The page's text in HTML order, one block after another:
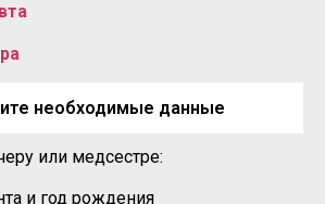
необходимые данные
или медсестре:
и год рождения